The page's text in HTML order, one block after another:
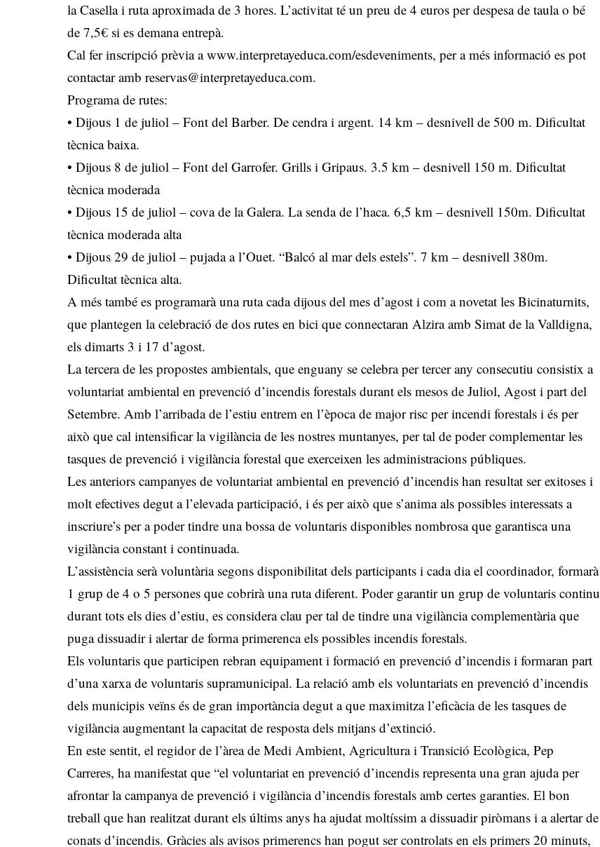
la Casella i ruta aproximada de 3 hores. L’activitat té un preu de 4 euros per despesa de taula o bé
de 7,5€ si es demana entrepà.
Cal fer inscripció prèvia awww.interpretayeduca.com/esdeveniments, per a més informació es pot
contactar ambreservas@interpretayeduca.com.
Programa de rutes:
• Dijous 1 de juliol – Font del Barber. De cendra i argent. 14 km – desnivell de 500 m. Dificultat
tècnica baixa.
• Dijous 8 de juliol – Font del Garrofer. Grills i Gripaus. 3.5 km – desnivell 150 m. Dificultat
tècnica moderada
• Dijous 15 de juliol – cova de la Galera. La senda de l’haca. 6,5 km – desnivell 150m. Dificultat
tècnica moderada alta
• Dijous 29 de juliol – pujada a l’Ouet. “Balcó al mar dels estels”. 7 km – desnivell 380m.
Dificultat tècnica alta.
A més també es programarà una ruta cada dijous del mes d’agost i com a novetat les Bicinaturnits,
que plantegen la celebració de dos rutes en bici que connectaran Alzira amb Simat de la Valldigna,
els dimarts 3 i 17 d’agost.
La tercera de les propostes ambientals, que enguany se celebra per tercer any consecutiu consistix a
voluntariat ambiental en prevenció d’incendis forestals durant els mesos de Juliol, Agost i part del
Setembre. Amb l’arribada de l’estiu entrem en l’època de major risc per incendi forestals i és per
això que cal intensificar la vigilància de les nostres muntanyes, per tal de poder complementar les
tasques de prevenció i vigilància forestal que exerceixen les administracions públiques.
Les anteriors campanyes de voluntariat ambiental en prevenció d’incendis han resultat ser exitoses i
molt efectives degut a l’elevada participació, i és per això que s’anima als possibles interessats a
inscriure’s per a poder tindre una bossa de voluntaris disponibles nombrosa que garantisca una
vigilància constant i continuada.
L’assistència serà voluntària segons disponibilitat dels participants i cada dia el coordinador, formarà
1 grup de 4 o 5 persones que cobrirà una ruta diferent. Poder garantir un grup de voluntaris continu
durant tots els dies d’estiu, es considera clau per tal de tindre una vigilància complementària que
puga dissuadir i alertar de forma primerenca els possibles incendis forestals.
Els voluntaris que participen rebran equipament i formació en prevenció d’incendis i formaran part
d’una xarxa de voluntaris supramunicipal. La relació amb els voluntariats en prevenció d’incendis
dels municipis veïns és de gran importància degut a que maximitza l’eficàcia de les tasques de
vigilància augmentant la capacitat de resposta dels mitjans d’extinció.
En este sentit, el regidor de l’àrea de Medi Ambient, Agricultura i Transició Ecològica, Pep
Carreres, ha manifestat que “el voluntariat en prevenció d’incendis representa una gran ajuda per
afrontar la campanya de prevenció i vigilància d’incendis forestals amb certes garanties. El bon
treball que han realitzat durant els últims anys ha ajudat moltíssim a dissuadir piròmans i a alertar de
conats d’incendis. Gràcies als avisos primerencs han pogut ser controlats en els primers 20 minuts,